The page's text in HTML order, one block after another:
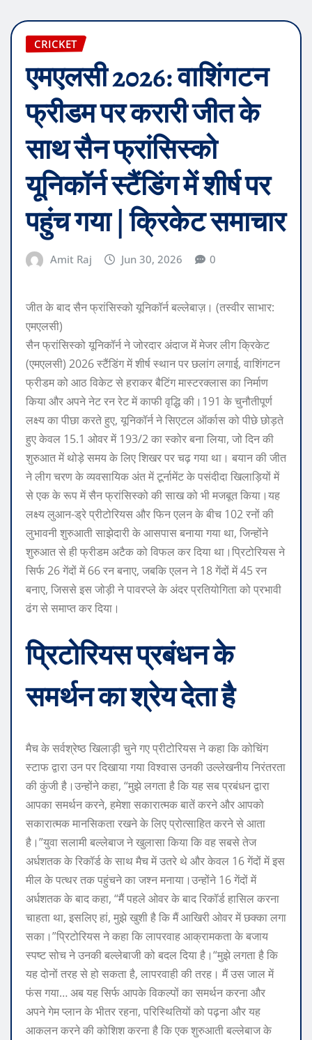
CRICKET
एमएलसी 2026: वाशिंगटन
फ्रीडम पर करारी जीत के
साथ सैन फ्रांसिस्को
यूनिकॉर्न स्टैंडिंग में शीर्ष पर
पहुंच गया | क्रिकेट समाचार
Amit Raj Jun 30, 2026 0
जीत के बाद सैन फ्रांसिस्को यूनिकॉर्न बल्लेबाज़। (तस्वीर साभार:
एमएलसी)
सैन फ्रांसिस्को यूनिकॉर्न ने जोरदार अंदाज में मेजर लीग क्रिकेट
(एमएलसी) 2026 स्टैंडिंग में शीर्ष स्थान पर छलांग लगाई, वाशिंगटन
फ्रीडम को आठ विकेट से हराकर बैटिंग मास्टरक्लास का निर्माण
किया और अपने नेट रन रेट में काफी वृद्धि की। 191 के चुनौतीपूर्ण
लक्ष्य का पीछा करते हुए, यूनिकॉर्न ने सिएटल ऑर्कास को पीछे छोड़ते
हुए केवल 15.1 ओवर में 193/2 का स्कोर बना लिया, जो दिन की
शुरुआत में थोड़े समय के लिए शिखर पर चढ़ गया था। बयान की जीत
ने लीग चरण के व्यवसायिक अंत में टूर्नामेंट के पसंदीदा खिलाड़ियों में
से एक के रूप में सैन फ्रांसिस्को की साख को भी मजबूत किया।यह
लक्ष्य लुआन-ड्रे प्रीटोरियस और फिन एलन के बीच 102 रनों की
लुभावनी शुरुआती साझेदारी के आसपास बनाया गया था, जिन्होंने
शुरुआत से ही फ्रीडम अटैक को विफल कर दिया था।प्रिटोरियस ने
सिर्फ 26 गेंदों में 66 रन बनाए, जबकि एलन ने 18 गेंदों में 45 रन
बनाए, जिससे इस जोड़ी ने पावरप्ले के अंदर प्रतियोगिता को प्रभावी
ढंग से समाप्त कर दिया।
प्रिटोरियस प्रबंधन के
समर्थन का श्रेय देता है
मैच के सर्वश्रेष्ठ खिलाड़ी चुने गए प्रीटोरियस ने कहा कि कोचिंग
स्टाफ द्वारा उन पर दिखाया गया विश्वास उनकी उल्लेखनीय निरंतरता
की कुंजी है।उन्होंने कहा, “मुझे लगता है कि यह सब प्रबंधन द्वारा
आपका समर्थन करने, हमेशा सकारात्मक बातें करने और आपको
सकारात्मक मानसिकता रखने के लिए प्रोत्साहित करने से आता
है।”युवा सलामी बल्लेबाज ने खुलासा किया कि वह सबसे तेज
अर्धशतक के रिकॉर्ड के साथ मैच में उतरे थे और केवल 16 गेंदों में इस
मील के पत्थर तक पहुंचने का जश्न मनाया।उन्होंने 16 गेंदों में
अर्धशतक के बाद कहा, “मैं पहले ओवर के बाद रिकॉर्ड हासिल करना
चाहता था, इसलिए हां, मुझे खुशी है कि मैं आखिरी ओवर में छक्का लगा
सका।”प्रिटोरियस ने कहा कि लापरवाह आक्रामकता के बजाय
स्पष्ट सोच ने उनकी बल्लेबाजी को बदल दिया है।“मुझे लगता है कि
यह दोनों तरह से हो सकता है, लापरवाही की तरह। मैं उस जाल में
फंस गया… अब यह सिर्फ आपके विकल्पों का समर्थन करना और
अपने गेम प्लान के भीतर रहना, परिस्थितियों को पढ़ना और यह
आकलन करने की कोशिश करना है कि एक शुरुआती बल्लेबाज के